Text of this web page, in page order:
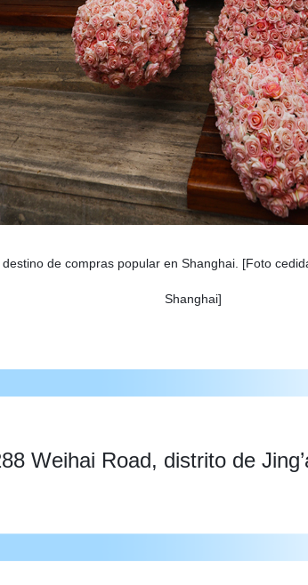
de compras popular en Shanghai. [Foto
Shanghai]
Weihai Road, distrito de